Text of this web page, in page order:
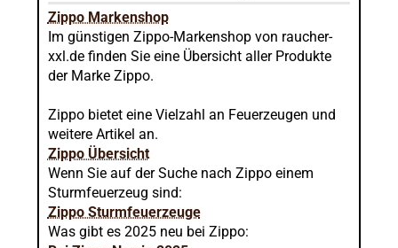
Zippo Markenshop
Im günstigen Zippo-Markenshop von raucher-
xxl.de finden Sie eine Übersicht aller Produkte
der Marke Zippo.
Zippo bietet eine Vielzahl an Feuerzeugen und
weitere Artikel an.
Zippo Übersicht
Wenn Sie auf der Suche nach Zippo einem
Sturmfeuerzeug sind:
Zippo Sturmfeuerzeuge
Was gibt es 2025 neu bei Zippo: